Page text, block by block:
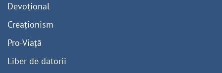
Devoțional
Creaționism
Pro-Viață
Liber de datorii